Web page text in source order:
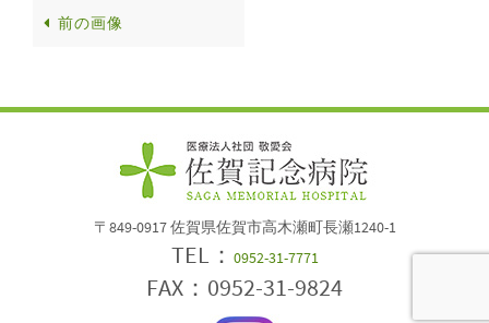
前の画像
〒849-0917 佐賀県佐賀市高木瀬町長瀬1240-1
TEL： 0952-31-7771
FAX：0952-31-9824